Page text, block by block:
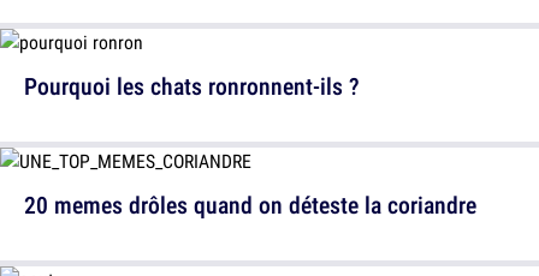
20 memes drôles quand on déteste la coriandre
Pourquoi les chats ronronnent-ils ?